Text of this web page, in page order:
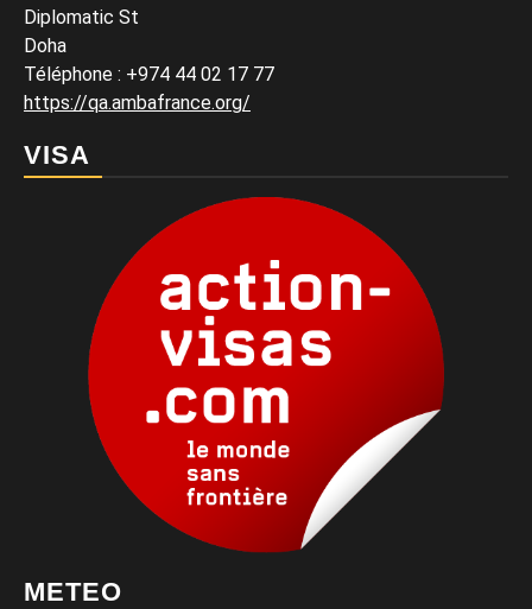
Diplomatic St
Doha
Téléphone : +974 44 02 17 77
https://qa.ambafrance.org/
VISA
METEO